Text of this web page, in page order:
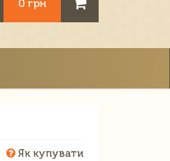
0 грн
Як купувати